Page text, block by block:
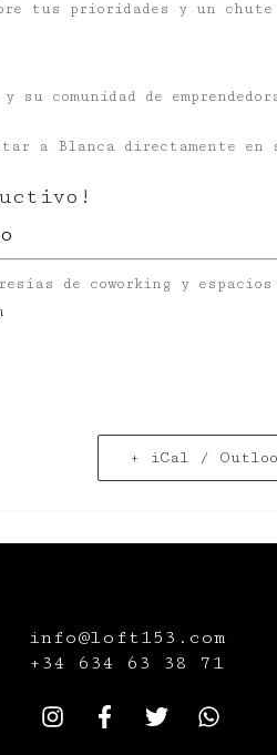
tus prioridades y un chute
comunidad de
a Blanca directamente en
de coworking y
+ iCal /
info@loft153.com
+34 634 63 38 71